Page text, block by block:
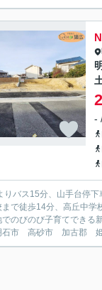
-
りバス15分、山手台停下
で徒歩14分、高丘中学
のびのび子育てできる
市 高砂市 加古郡 姫